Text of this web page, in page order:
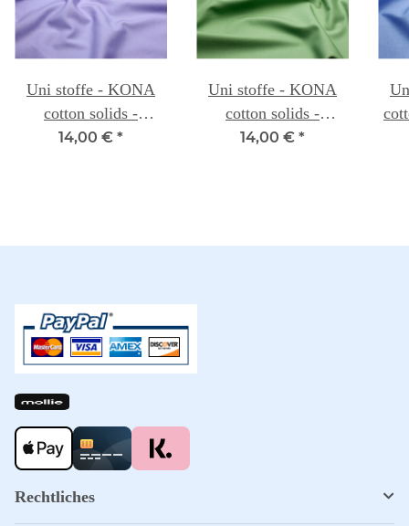
Uni stoffe - KONA
cotton solids -
LAVENDER 060
14,00 € *
Uni stoffe - KONA
cotton solids -
LAUREL 111
14,00 € *
Rechtliches